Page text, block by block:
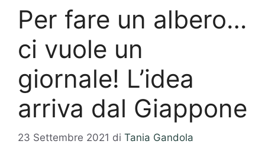
Per fare un albero…
ci vuole un
giornale! L’idea
arriva dal Giappone
23 Settembre 2021 di Tania Gandola